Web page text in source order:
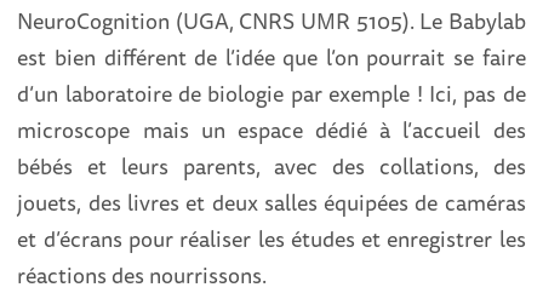
NeuroCognition (UGA, CNRS UMR 5105). Le Babylab
est bien différent de l’idée que l’on pourrait se faire
d’un laboratoire de biologie par exemple ! Ici, pas de
microscope mais un espace dédié à l’accueil des
bébés et leurs parents, avec des collations, des
jouets, des livres et deux salles équipées de caméras
et d’écrans pour réaliser les études et enregistrer les
réactions des nourrissons.